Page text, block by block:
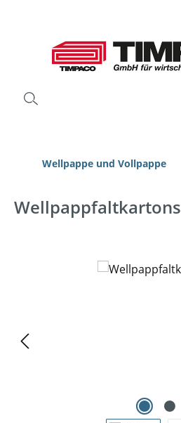
Wellpappe und Vollpappe
Wellpappfaltkartons
Bildergalerie überspringen